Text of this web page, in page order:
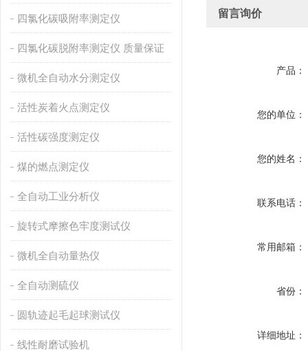
四氯化碳吸附率测定仪
四氯化碳脱附率测定仪 质量保证
微机全自动水分测定仪
活性炭着火点测定仪
活性碳强度测定仪
煤的燃点测定仪
全自动工业分析仪
旋转式摩擦色牢度测试仪
微机全自动量热仪
全自动测硫仪
圆轨迹起毛起球测试仪
线性耐磨试验机
留言询价
产品：
您的单位：
您的姓名：
联系电话：
常用邮箱：
省份：
详细地址：